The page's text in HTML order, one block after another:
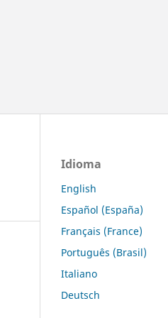
Idioma
English
Español (España)
Français (France)
Português (Brasil)
Italiano
Deutsch